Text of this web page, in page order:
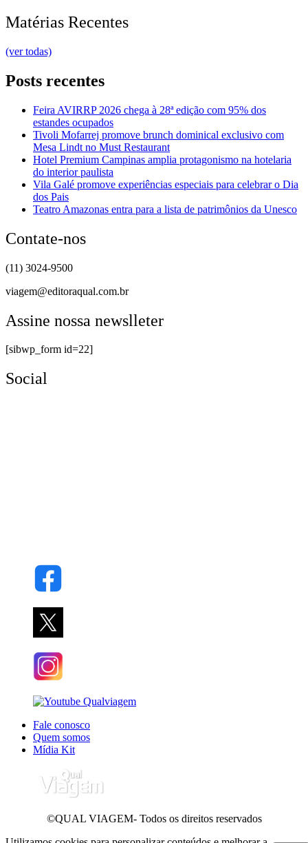
Matérias Recentes
(ver todas)
Posts recentes
Feira AVIRRP 2026 chega à 28ª edição com 95% dos
estandes ocupados
Tivoli Mofarrej promove brunch dominical exclusivo com
Mesa Lindt no Must Restaurant
Hotel Premium Campinas amplia protagonismo na hotelaria
do interior paulista
Vila Galé promove experiências especiais para celebrar o Dia
dos Pais
Teatro Amazonas entra para a lista de patrimônios da Unesco
Contate-nos
(11) 3024-9500
viagem@editoraqual.com.br
Assine nossa newslleter
[sibwp_form id=22]
Social
Fale conosco
Quem somos
Mídia Kit
©QUAL VIAGEM- Todos os direitos reservados